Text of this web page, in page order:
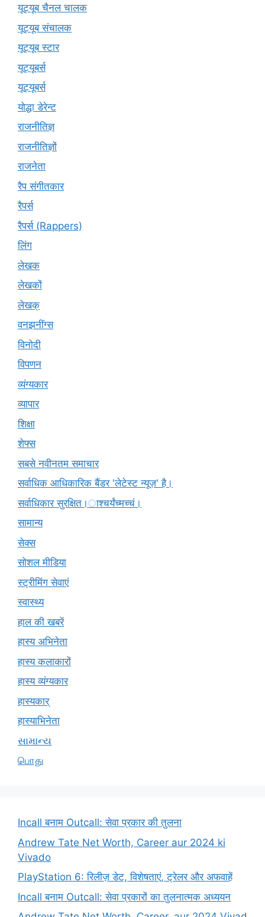
यूट्यूब चैनल चालक
यूट्यूब संचालक
यूट्यूब स्टार
यूट्‍यूबर्स
यूट्यूबर्स
योद्धा डेरेन्ट
राजनीतिज्ञ
राजनीतिज्ञों
राजनेता
रैप संगीतकार
रैपर्स
रैपर्स (Rappers)
लिंग
लेखक
लेखकों
लेखक्
वनझनींग्स
विनोदी
विपणन
व्यंग्यकार
व्यापार
शिक्षा
शेफ्स
सबसे नवीनतम समाचार
सर्वाधिक आधिकारिक बैंडर 'लेटेस्ट न्यूज़' है।
सर्वाधिकार सुरक्षित।ाश्चर्यंच्मच्चं।
सामान्य
सेक्स
सोशल मीडिया
स्ट्रीमिंग सेवाएं
स्वास्थ्य
हाल की खबरें
हास्य अभिनेता
हास्य कलाकारों
हास्य व्यंग्यकार
हास्यकार्
हास्याभिनेता
સામાન્ય
பொது
Incall बनाम Outcall: सेवा प्रकार की तुलना
Andrew Tate Net Worth, Career aur 2024 ki
Vivado
PlayStation 6: रिलीज़ डेट, विशेषताएं, ट्रेलर और अफवाहें
Incall बनाम Outcall: सेवा प्रकारों का तुलनात्मक अध्ययन